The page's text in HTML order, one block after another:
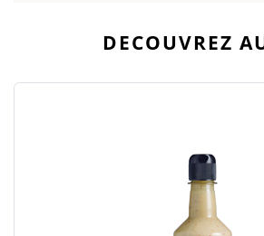
DECOUVREZ